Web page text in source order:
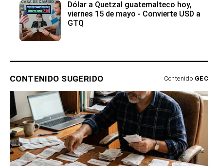
Dólar a Quetzal guatemalteco hoy,
viernes 15 de mayo - Convierte USD a
GTQ
CONTENIDO SUGERIDO Contenido GEC